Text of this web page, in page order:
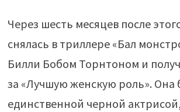
Через шесть месяцев после
снялась в триллере «Бал
Билли Бобом Торнтоном и
за «Лучшую женскую роль». Она
единственной черной